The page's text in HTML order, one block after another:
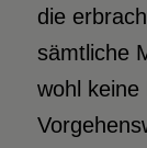
die
sämtliche
wohl keine